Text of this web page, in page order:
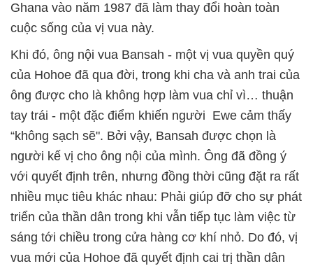
Ghana vào năm 1987 đã làm thay đổi hoàn toàn
cuộc sống của vị vua này.
Khi đó, ông nội vua Bansah - một vị vua quyền quý
của Hohoe đã qua đời, trong khi cha và anh trai của
ông được cho là không hợp làm vua chỉ vì… thuận
tay trái - một đặc điểm khiến người Ewe cảm thấy
“không sạch sẽ". Bởi vậy, Bansah được chọn là
người kế vị cho ông nội của mình. Ông đã đồng ý
với quyết định trên, nhưng đồng thời cũng đặt ra rất
nhiều mục tiêu khác nhau: Phải giúp đỡ cho sự phát
triển của thần dân trong khi vẫn tiếp tục làm việc từ
sáng tới chiều trong cửa hàng cơ khí nhỏ. Do đó, vị
vua mới của Hohoe đã quyết định cai trị thần dân